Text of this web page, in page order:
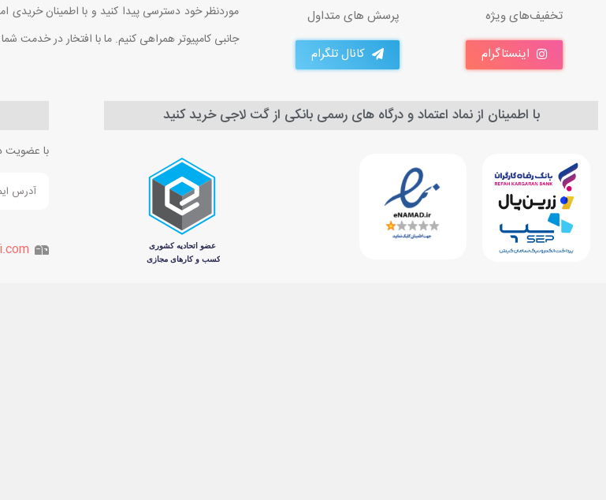
تخفیف‌های ویژه
اینستاگرام
پرسش های متداول
کانال تلگرام
موردنظر خود دسترسی پیدا کنید و با اطمینان خریدی
جانبی کامپیوتر همراهی کنیم. ما با افتخار در خدمت
با اطمینان از نماد اعتماد و درگاه های رسمی بانکی از گت لاجی خرید کنید
با عضویت